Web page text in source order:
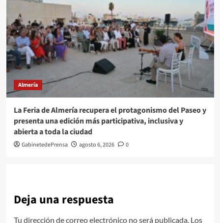
Almería
La Feria de Almería recupera el protagonismo del Paseo y
presenta una edición más participativa, inclusiva y
abierta a toda la ciudad
GabinetedePrensa agosto 6, 2026 0
Deja una respuesta
Tu dirección de correo electrónico no será publicada. Los